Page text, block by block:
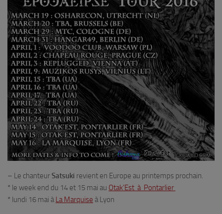
– Le chanteurSatsuki revient en Europe au printemps prochain.
* le week end du 14 et 15 mai au Otak’Est à Pontarlier
* lundi 16 mai à La Marquise à Lyon